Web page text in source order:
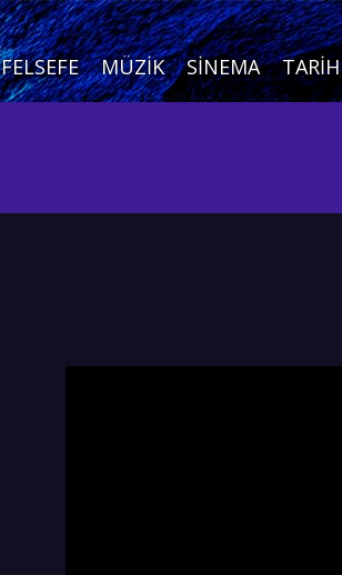
FELSEFE MÜZIK SINEMA TARIH